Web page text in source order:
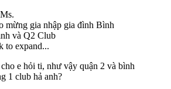
mừng gia nhập gia đình Bình
và Q2 Club
to expand...
e hỏi ti, như vậy quận 2 và bình
1 club hả anh?